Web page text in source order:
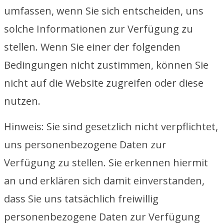
umfassen, wenn Sie sich entscheiden, uns
solche Informationen zur Verfügung zu
stellen. Wenn Sie einer der folgenden
Bedingungen nicht zustimmen, können Sie
nicht auf die Website zugreifen oder diese
nutzen.
Hinweis: Sie sind gesetzlich nicht verpflichtet,
uns personenbezogene Daten zur
Verfügung zu stellen. Sie erkennen hiermit
an und erklären sich damit einverstanden,
dass Sie uns tatsächlich freiwillig
personenbezogene Daten zur Verfügung